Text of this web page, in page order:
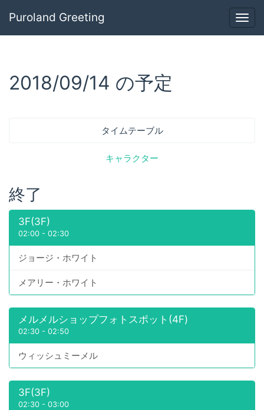
Puroland Greeting
2018/09/14 の予定
タイムテーブル
キャラクター
終了
3F(3F)
02:00 - 02:30
ジョージ・ホワイト
メアリー・ホワイト
メルメルショップフォトスポット(4F)
02:30 - 02:50
ウィッシュミーメル
3F(3F)
02:30 - 03:00